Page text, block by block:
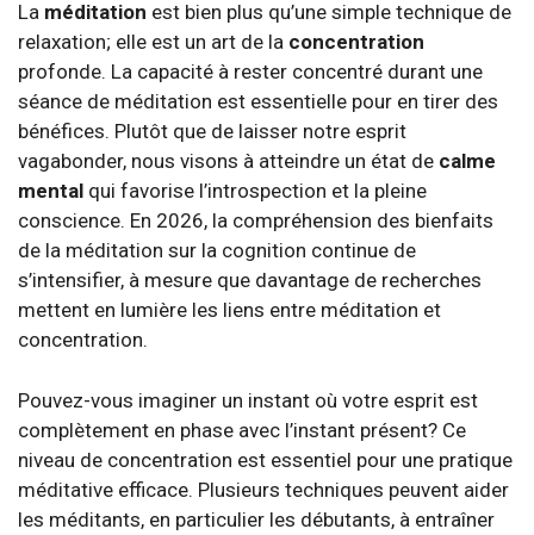
La méditation est bien plus qu’une simple technique de
relaxation; elle est un art de la concentration
profonde. La capacité à rester concentré durant une
séance de méditation est essentielle pour en tirer des
bénéfices. Plutôt que de laisser notre esprit
vagabonder, nous visons à atteindre un état de calme
mental qui favorise l’introspection et la pleine
conscience. En 2026, la compréhension des bienfaits
de la méditation sur la cognition continue de
s’intensifier, à mesure que davantage de recherches
mettent en lumière les liens entre méditation et
concentration.
Pouvez-vous imaginer un instant où votre esprit est
complètement en phase avec l’instant présent? Ce
niveau de concentration est essentiel pour une pratique
méditative efficace. Plusieurs techniques peuvent aider
les méditants, en particulier les débutants, à entraîner